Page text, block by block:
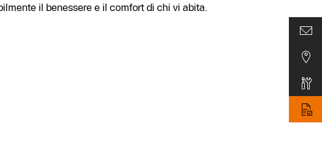
il benessere e il comfort di chi vi abita.